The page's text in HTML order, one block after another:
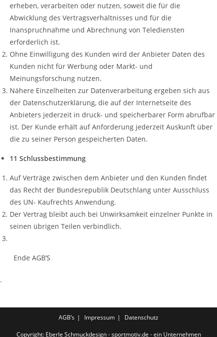
erheben, verarbeiten oder nutzen, soweit die für die
Abwicklung des Vertragsverhältnisses und für die
Inanspruchnahme und Abrechnung von Telediensten
erforderlich ist.
Ohne Einwilligung des Kunden wird der Anbieter Daten des
Kunden nicht für Werbung oder Markt- und
Meinungsforschung nutzen.
Nähere Einzelheiten zur Datenverarbeitung ergeben sich aus
der Datenschutzerklärung, die auf der Internetseite des
Anbieters jederzeit in druck- und speicherbarer Form abrufbar
ist. Der Kunde erhält auf Anforderung jederzeit Auskunft über
die zu seiner Person gespeicherten Daten.
11 Schlussbestimmung
Auf Verträge zwischen dem Anbieter und den Kunden findet
das Recht der Bundesrepublik Deutschlang unter Ausschluss
des UN- Kaufrechts Anwendung.
Der Vertrag bleibt auch bei Unwirksamkeit einzelner Punkte in
seinen übrigen Teilen verbindlich.
Ende AGB’S
.
AGB’s Impressum Datenschutz
Copyright: Eberle Schmuckdesign - sportmotiv.de - ein Unternehmen